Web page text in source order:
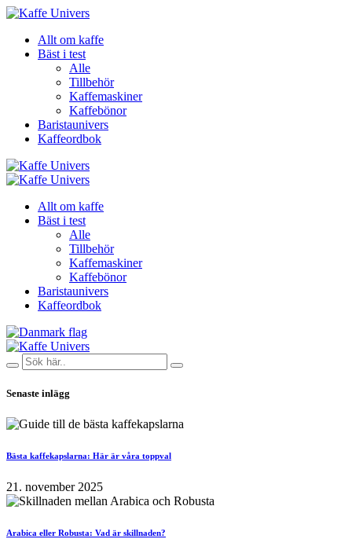
Allt om kaffe
Bäst i test
Alle
Tillbehör
Kaffemaskiner
Kaffebönor
Baristaunivers
Kaffeordbok
Allt om kaffe
Bäst i test
Alle
Tillbehör
Kaffemaskiner
Kaffebönor
Baristaunivers
Kaffeordbok
Senaste inlägg
Bästa kaffekapslarna: Här är våra toppval
21. november 2025
Arabica eller Robusta: Vad är skillnaden?